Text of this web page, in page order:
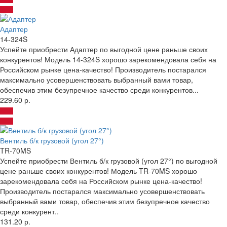
Адаптер
14-324S
Успейте приобрести Адаптер по выгодной цене раньше своих
конкурентов! Модель 14-324S хорошо зарекомендовала себя на
Российском рынке цена-качество! Производитель постарался
максимально усовершенствовать выбранный вами товар,
обеспечив этим безупречное качество среди конкурентов...
229.60 р.
Вентиль б/к грузовой (угол 27°)
TR-70MS
Успейте приобрести Вентиль б/к грузовой (угол 27°) по выгодной
цене раньше своих конкурентов! Модель TR-70MS хорошо
зарекомендовала себя на Российском рынке цена-качество!
Производитель постарался максимально усовершенствовать
выбранный вами товар, обеспечив этим безупречное качество
среди конкурент..
131.20 р.